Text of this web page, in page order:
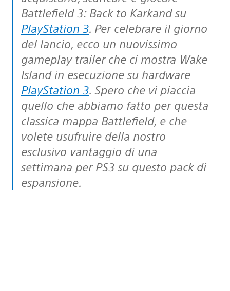
Battlefield 3: Back to Karkandsu
PlayStation 3. Per celebrare il giorno
del lancio, ecco un nuovissimo
gameplay trailer che ci mostra Wake
Island in esecuzione su hardware
PlayStation 3. Spero che vi piaccia
quello che abbiamo fatto per questa
classica mappa Battlefield, e che
volete usufruire della nostro
esclusivo vantaggio di una
settimana per PS3 su questo pack di
espansione.